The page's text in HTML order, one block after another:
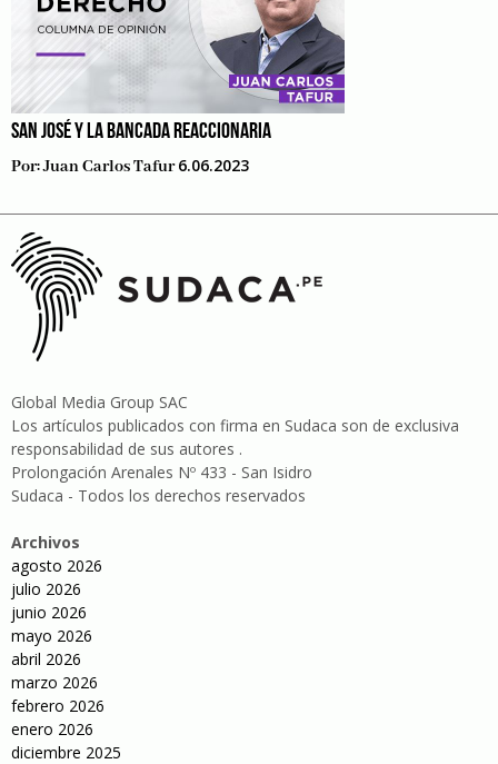
SAN JOSÉ Y LA BANCADA REACCIONARIA
Por:Juan Carlos Tafur 6.06.2023
Global Media Group SAC
Los artículos publicados con firma en Sudaca son de exclusiva
responsabilidad de sus autores .
Prolongación Arenales Nº 433 - San Isidro
Sudaca - Todos los derechos reservados
Archivos
agosto 2026
julio 2026
junio 2026
mayo 2026
abril 2026
marzo 2026
febrero 2026
enero 2026
diciembre 2025